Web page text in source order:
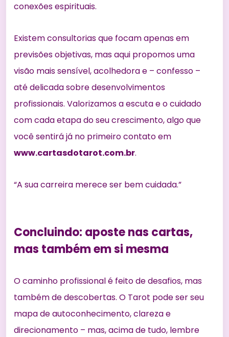
conexões espirituais.
Existem consultorias que focam apenas em
previsões objetivas, mas aqui propomos uma
visão mais sensível, acolhedora e – confesso –
até delicada sobre desenvolvimentos
profissionais. Valorizamos a escuta e o cuidado
com cada etapa do seu crescimento, algo que
você sentirá já no primeiro contato em
www.cartasdotarot.com.br.
“A sua carreira merece ser bem cuidada.”
Concluindo: aposte nas cartas,
mas também em si mesma
O caminho profissional é feito de desafios, mas
também de descobertas. O Tarot pode ser seu
mapa de autoconhecimento, clareza e
direcionamento – mas, acima de tudo, lembre